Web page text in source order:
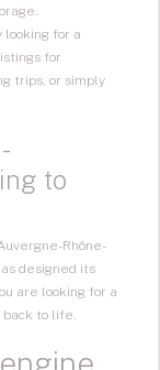
for a
for
trips, or simply
to
Rhône-
designed its
are looking for a
back to life.